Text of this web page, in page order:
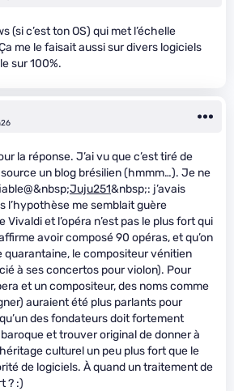
(si c’est ton OS) qui met l’échelle
me le faisait aussi sur divers logiciels
sur 100%.
la réponse. J’ai vu que c’est tiré de
source un blog brésilien (hmmm…). Je ne
Juju251&nbsp;: j’avais
l’hypothèse me semblait guère
Vivaldi et l’opéra n’est pas le plus fort qui
avoir composé 90 opéras, et qu’on
quarantaine, le compositeur vénitien
à ses concertos pour violon). Pour
et un compositeur, des noms comme
auraient été plus parlants pour
des fondateurs doit fortement
et trouver original de donner à
culturel un peu plus fort que le
de logiciels. À quand un traitement de
? :)